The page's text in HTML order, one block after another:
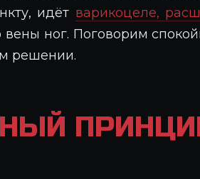
идёт варикоцеле,
ног. Поговорим
решении.